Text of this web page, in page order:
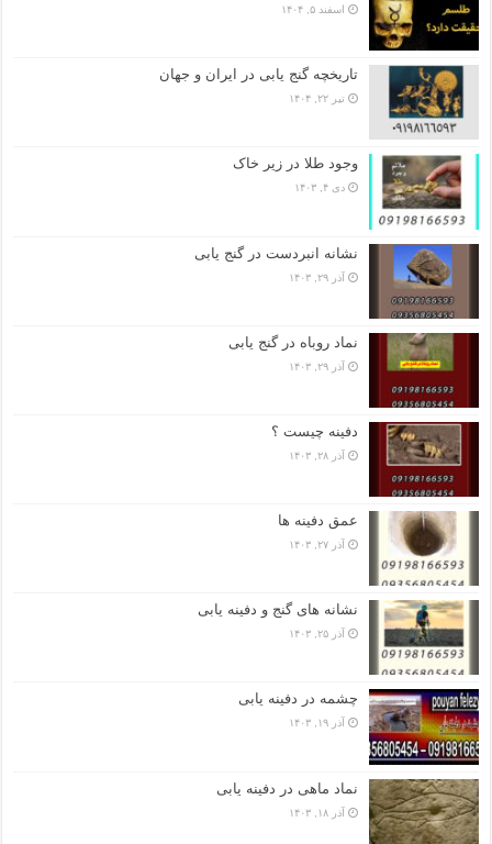
اسفند ۵, ۱۴۰۴
تاریخچه گنج‌ یابی در ایران و جهان
تیر ۲۲, ۱۴۰۴
وجود طلا در زیر خاک
دی ۴, ۱۴۰۳
نشانه انبردست در گنج یابی
آذر ۲۹, ۱۴۰۳
نماد روباه در گنج یابی
آذر ۲۹, ۱۴۰۳
دفینه چیست ؟
آذر ۲۸, ۱۴۰۳
عمق دفینه ها
آذر ۲۷, ۱۴۰۳
نشانه های گنج و دفینه یابی
آذر ۲۵, ۱۴۰۳
چشمه در دفینه یابی
آذر ۱۹, ۱۴۰۳
نماد ماهی در دفینه یابی
آذر ۱۸, ۱۴۰۳